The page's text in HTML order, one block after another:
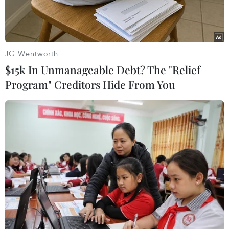
Vườn Quốc gia Mũi Cà Mau nhìn từ trên cao. (Ảnh: Trọng
Đạt/TTXVN)
Ngày Quốc tế đa dạng sinh học (22/5) năm 2022
được Ban Thư ký Công ước đa dạng sinh học lựa
chọn chủ đề “Xây dựng một tương lai chung cho
tất cả sự sống,” mong muốn góp phần làm thay
đổi thế giới bằng những tín hiệu tích cực cho
JG Wentworth
$15k In Unmanageable Debt? The "Relief
Program" Creditors Hide From You